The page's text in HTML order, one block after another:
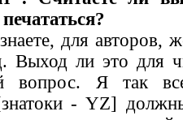
для авторов,
Выход ли это для
вопрос. Я так
- YZ]